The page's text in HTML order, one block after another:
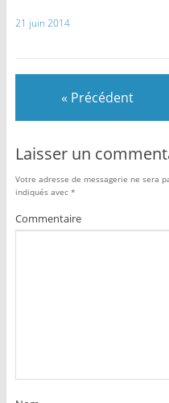
21 juin 2014
« Précédent
Laisser un
Votre adresse de messagerie ne sera
indiqués avec *
Commentaire